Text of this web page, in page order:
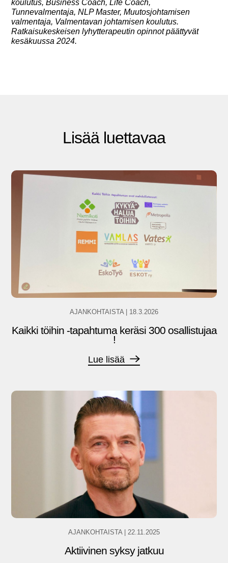
koulutus, Business Coach, Life Coach,
Tunnevalmentaja, NLP Master, Muutosjohtamisen
valmentaja, Valmentavan johtamisen koulutus.
Ratkaisukeskeisen lyhytterapeutin opinnot päättyvät
kesäkuussa 2024.
Lisää luettavaa
AJANKOHTAISTA 18.3.2026
Kaikki töihin -tapahtuma keräsi 300 osallistujaa
!
Lue lisää
AJANKOHTAISTA 22.11.2025
Aktiivinen syksy jatkuu